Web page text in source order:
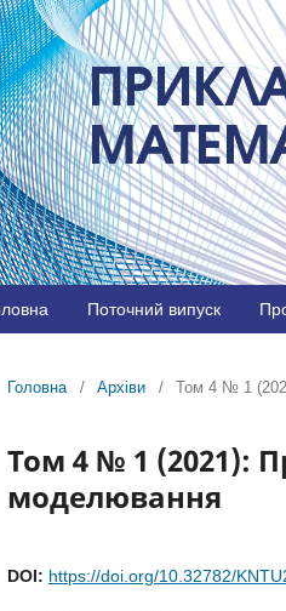
Поточний випуск
Головна / Архіви / Том 4 № 1
Том 4 № 1 (2021):
моделювання
DOI: https://doi.org/10.32782/